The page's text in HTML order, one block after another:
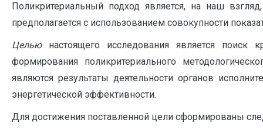
Поликритериальный подход является, на наш
предполагается с использованием совокупности
Целью настоящего исследования является поиск
формирования поликритериального
являются результаты деятельности органов
энергетической эффективности.
Для достижения поставленной цели сформированы